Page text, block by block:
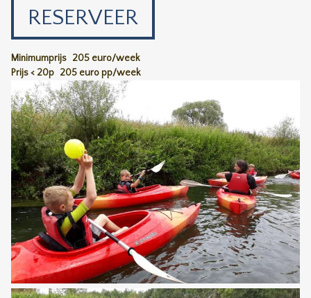
RESERVEER
Minimumprijs 205 euro/week
Prijs < 20p 205 euro pp/week